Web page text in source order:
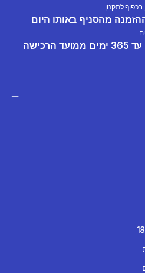
לתקנון
מהסניף באותו היום